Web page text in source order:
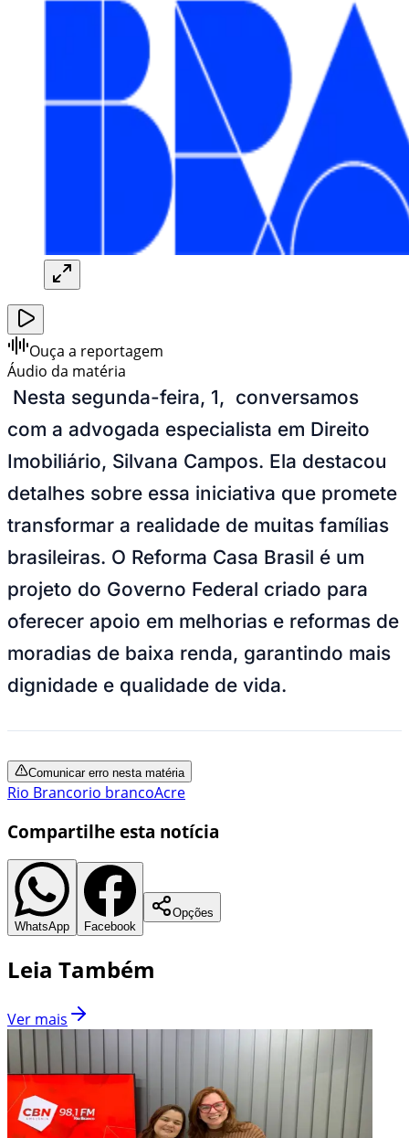
Ouça a reportagem
Áudio da matéria
Nesta segunda-feira, 1, conversamos
com a advogada especialista em Direito
Imobiliário, Silvana Campos. Ela destacou
detalhes sobre essa iniciativa que promete
transformar a realidade de muitas famílias
brasileiras. O Reforma Casa Brasil é um
projeto do Governo Federal criado para
oferecer apoio em melhorias e reformas de
moradias de baixa renda, garantindo mais
dignidade e qualidade de vida.
Comunicar erro nesta matéria
Rio Brancorio brancoAcre
Compartilhe esta notícia
WhatsApp Facebook
Opções
Leia Também
Ver mais